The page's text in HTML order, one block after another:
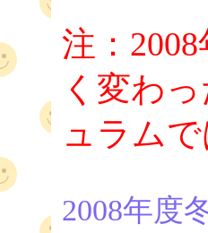
注：
く変わ
ュラム
2008年度